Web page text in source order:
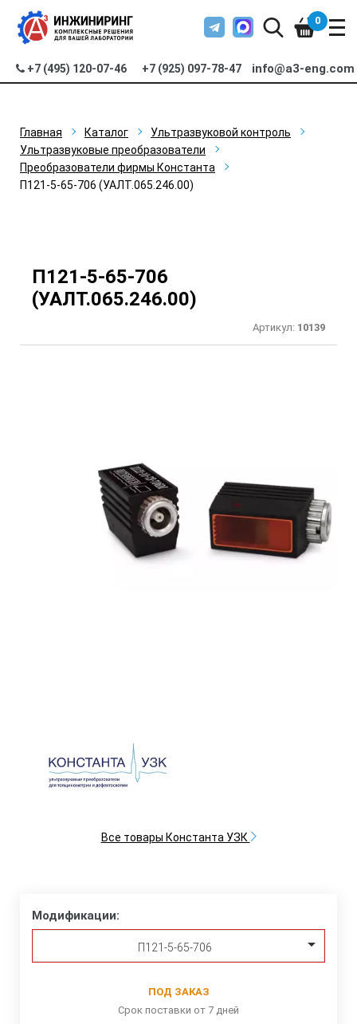
+7 (495) 120-07-46 +7 (925) 097-78-47 info@a3-eng.com
0
Главная Каталог
Ультразвуковой контроль
Ультразвуковые преобразователи
Преобразователи фирмы Константа
П121-5-65-706 (УАЛТ.065.246.00)
П121-5-65-706
(УАЛТ.065.246.00)
Артикул: 10139
Все товары Константа УЗК
Модификации:
П121-5-65-706
ПОД ЗАКАЗ
Срок поставки от 7 дней